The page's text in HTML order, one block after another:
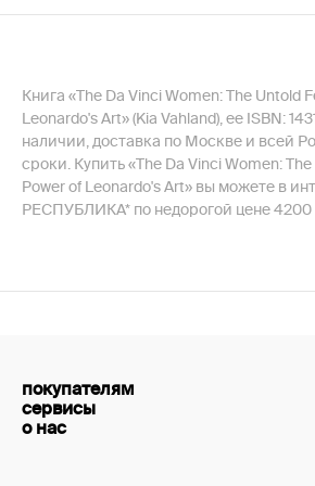
Книга «The Da Vinci Women: The Untold
Leonardo's Art» (Kia Vahland), ее ISBN:
наличии, доставка по Москве и всей
сроки. Купить «The Da Vinci Women:
Power of Leonardo's Art» вы можете в
РЕСПУБЛИКА* по недорогой цене 4200
покупателям
сервисы
о нас